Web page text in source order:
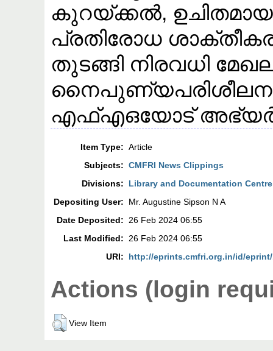
കുറയ്ക്കൽ, ഉചിതമായ
പ്രതിരോധ
തുടങ്ങി നിരവധി
എഫ്എഒയോട്
Item Type: Article
Subjects: CMFRI News Clippings
Divisions:
Library and Documentation Centre
Depositing User:
Mr. Augustine Sipson N A
Date Deposited:
26 Feb 2024 06:55
Last Modified:
26 Feb 2024 06:55
URI:
http://eprints.cmfri.org.in/id/eprint/
Actions (login
View Item